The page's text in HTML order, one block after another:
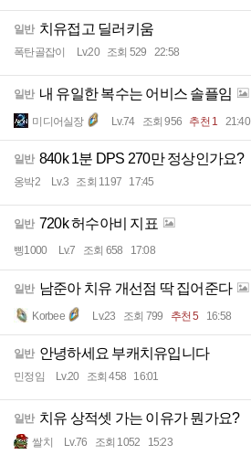
일반 치유접고 딜러키움
폭탄골잡이 Lv.20 조회 529 22:58
일반 내 유일한 복수는 어비스 솔플임
미디어실장 Lv.74 조회 956 추천 1 21:40
일반 840k 1분 DPS 270만 정상인가요?
옹박2 Lv.3 조회 1197 17:45
일반 720k 허수아비 지표
삥1000 Lv.7 조회 658 17:08
일반 남준아 치유 개선점 딱 집어준다
Korbee Lv.23 조회 799 추천 5 16:58
일반 안녕하세요 부캐치유입니다
민정임 Lv.20 조회 458 16:01
일반 치유 상적셋 가는 이유가 뭔가요?
쌀치 Lv.76 조회 1052 15:23